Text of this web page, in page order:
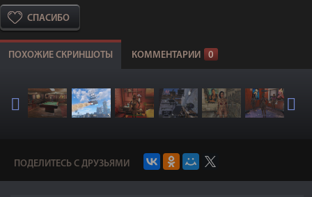
СПАСИБО
ПОХОЖИЕ СКРИНШОТЫ КОММЕНТАРИИ 0
ПОДЕЛИТЕСЬ С ДРУЗЬЯМИ